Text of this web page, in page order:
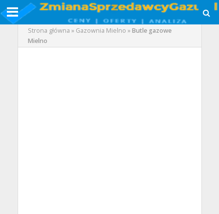
Strona główna » Gazownia Mielno »Butle gazowe
Mielno